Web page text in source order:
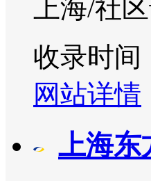
上海/社
收录时间
网站详情
上海东